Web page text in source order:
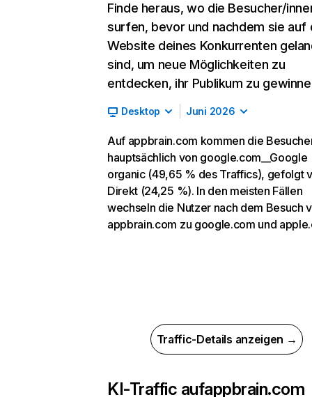
Finde heraus, wo die Besucher/
surfen, bevor und nachdem sie auf
Website deines Konkurrenten
sind, um neue Möglichkeiten zu
entdecken, ihr Publikum zu
Desktop Juni 2026
Auf appbrain.com kommen die
hauptsächlich von google.com__Google
organic (49,65 % des Traffics), gefolgt
Direkt (24,25 %). In den meisten Fällen
wechseln die Nutzer nach dem Besuch
appbrain.com zu google.com und
Traffic-Details anzeigen →
KI-Traffic aufappbrain.com